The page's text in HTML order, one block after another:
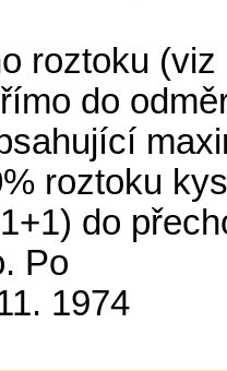
roztoku (viz
do
roztoku
do
Po
1974